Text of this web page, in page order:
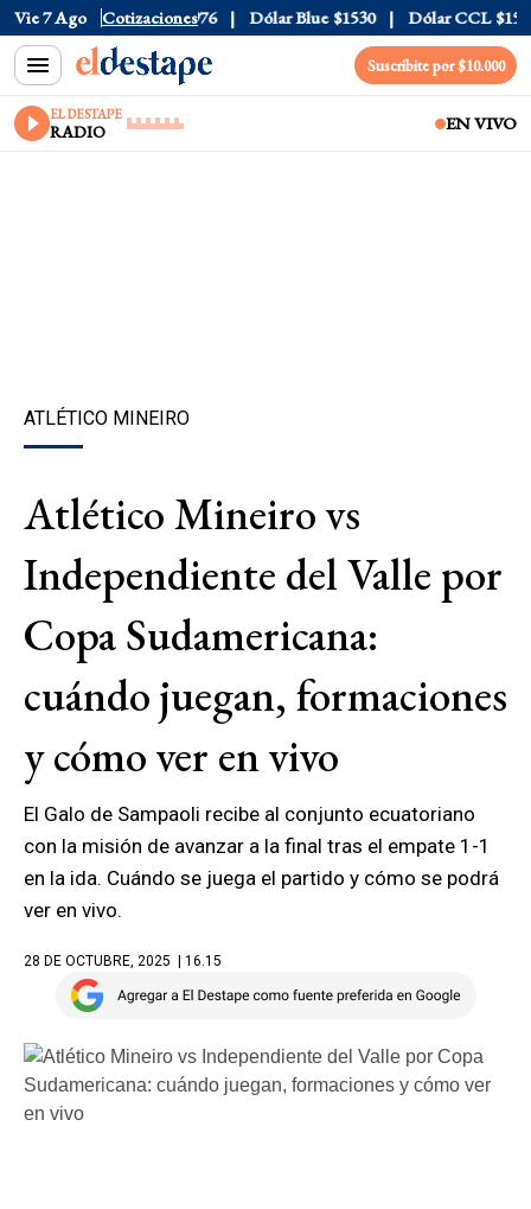
Vie 7 Ago Cotizaciones
Dólar Tarjeta $1976 Dólar Blue $1530 Dólar CCL $1577.3
Suscribite por $10.000
EL DESTAPE
RADIO EN VIVO
ATLÉTICO MINEIRO
Atlético Mineiro vs
Independiente del Valle por
Copa Sudamericana:
cuándo juegan, formaciones
y cómo ver en vivo
El Galo de Sampaoli recibe al conjunto ecuatoriano
con la misión de avanzar a la final tras el empate 1-1
en la ida. Cuándo se juega el partido y cómo se podrá
ver en vivo.
28 DE OCTUBRE, 2025 | 16.15